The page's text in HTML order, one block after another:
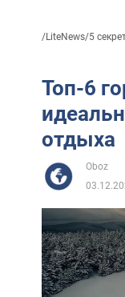
/LiteNews/5
Топ-6
отдыха
Oboz